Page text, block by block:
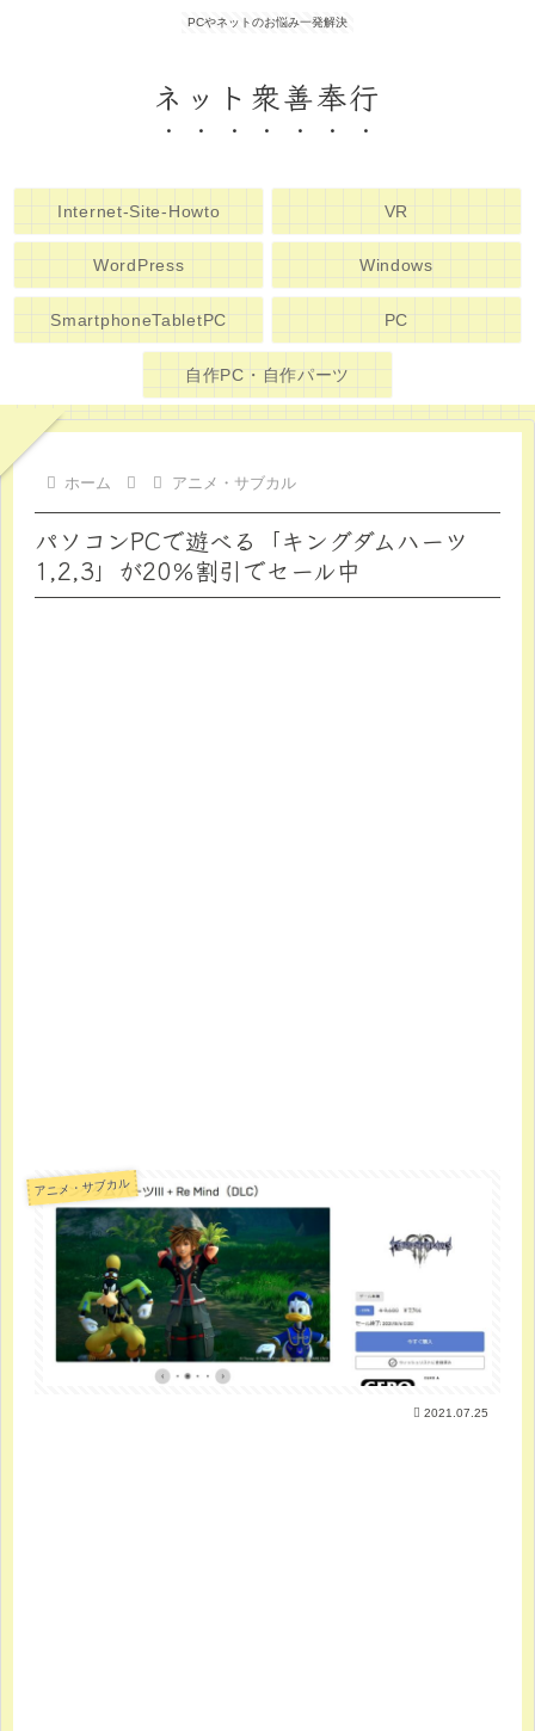
PCやネットのお悩み一発解決
ネット衆善奉行
Internet-Site-Howto VR
WordPress Windows
SmartphoneTabletPC PC
自作PC・自作パーツ
ホーム アニメ・サブカル
パソコンPCで遊べる「キングダムハーツ
1,2,3」が20％割引でセール中
アニメ・サブカル
2021.07.25